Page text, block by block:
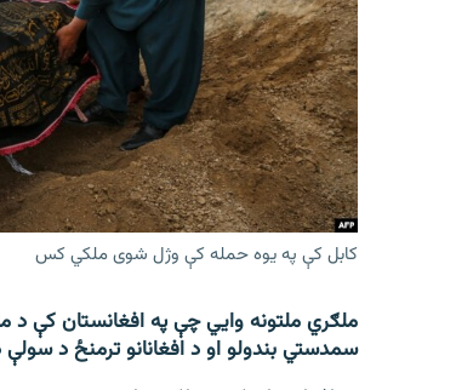
کابل کې په یوه حمله کې وژل شوی ملکي کس
ملګري ملتونه وايي چې په افغانستان کې د
سمدستي بندولو او د افغانانو ترمنځ د سولې